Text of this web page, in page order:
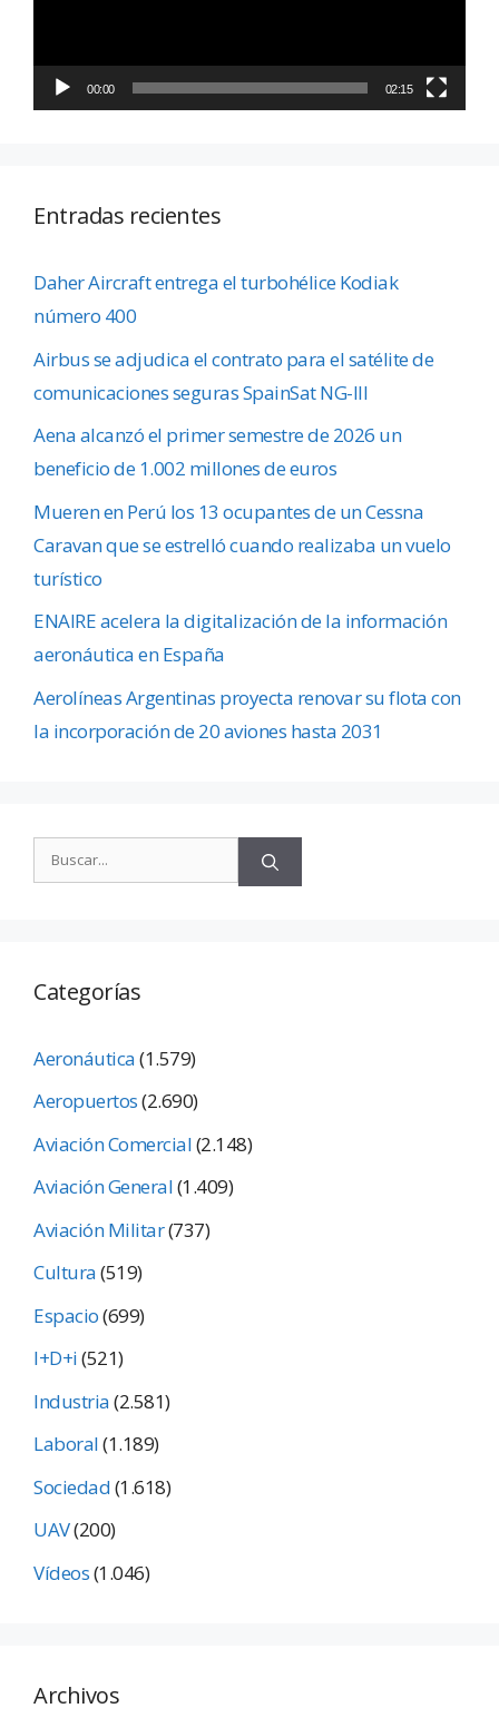
00:00 02:15
Entradas recientes
Daher Aircraft entrega el turbohélice Kodiak
número 400
Airbus se adjudica el contrato para el satélite de
comunicaciones seguras SpainSat NG-III
Aena alcanzó el primer semestre de 2026 un
beneficio de 1.002 millones de euros
Mueren en Perú los 13 ocupantes de un Cessna
Caravan que se estrelló cuando realizaba un vuelo
turístico
ENAIRE acelera la digitalización de la información
aeronáutica en España
Aerolíneas Argentinas proyecta renovar su flota con
la incorporación de 20 aviones hasta 2031
Categorías
Aeronáutica(1.579)
Aeropuertos(2.690)
Aviación Comercial(2.148)
Aviación General(1.409)
Aviación Militar(737)
Cultura(519)
Espacio(699)
I+D+i(521)
Industria(2.581)
Laboral(1.189)
Sociedad(1.618)
UAV(200)
Vídeos(1.046)
Archivos